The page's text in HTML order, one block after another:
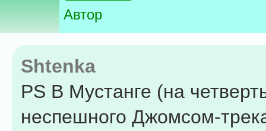
Автор
Shtenka
PS В Мустанге (на
неспешного Джомсом-